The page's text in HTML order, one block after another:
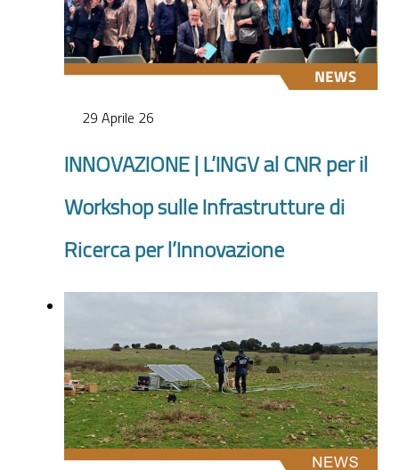
29 Aprile 26
INNOVAZIONE | L’INGV al CNR per il
Workshop sulle Infrastrutture di
Ricerca per l’Innovazione